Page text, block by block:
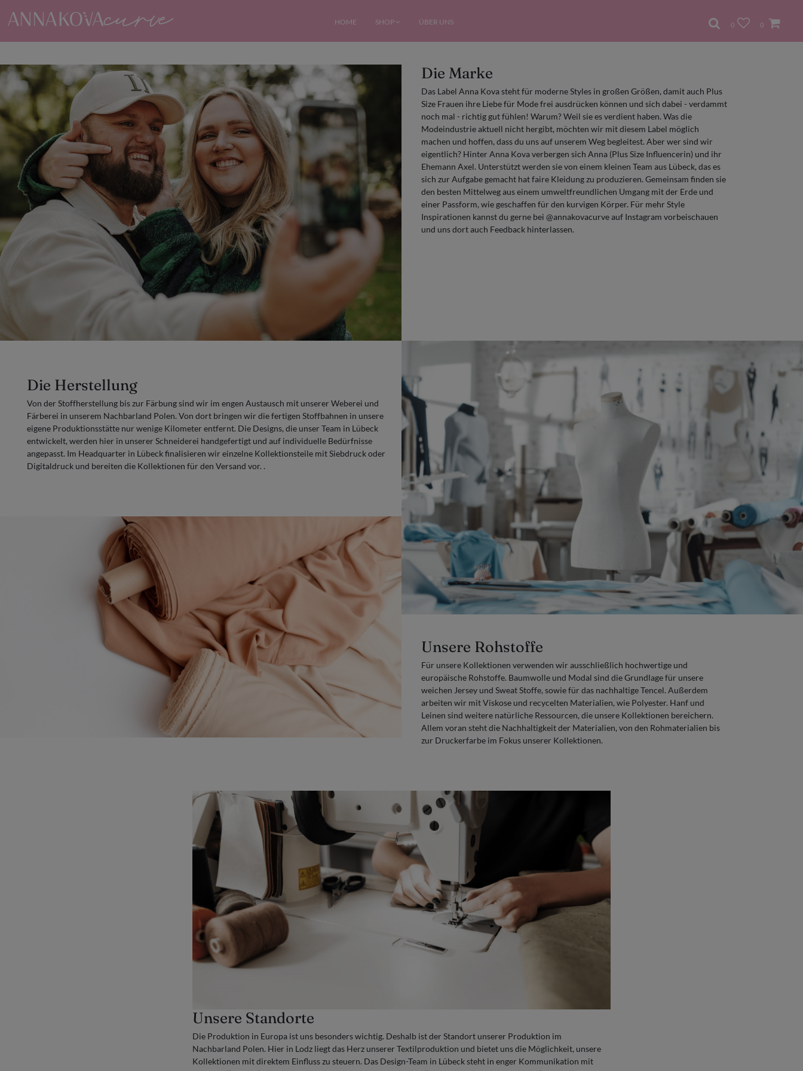
HOME SHOP ÜBER UNS 0 0
Die Marke
Das Label Anna Kova steht für moderne Styles in großen Größen, damit auch Plus
Size Frauen ihre Liebe für Mode frei ausdrücken können und sich dabei - verdammt
noch mal - richtig gut fühlen! Warum? Weil sie es verdient haben. Was die
Modeindustrie aktuell nicht hergibt, möchten wir mit diesem Label möglich
machen und hoffen, dass du uns auf unserem Weg begleitest. Aber wer sind wir
eigentlich? Hinter Anna Kova verbergen sich Anna (Plus Size Influencerin) und ihr
Ehemann Axel. Unterstützt werden sie von einem kleinen Team aus Lübeck, das es
sich zur Aufgabe gemacht hat faire Kleidung zu produzieren. Gemeinsam finden sie
den besten Mittelweg aus einem umweltfreundlichen Umgang mit der Erde und
einer Passform, wie geschaffen für den kurvigen Körper. Für mehr Style
Inspirationen kannst du gerne bei @annakovacurve auf Instagram vorbeischauen
und uns dort auch Feedback hinterlassen.
Die Herstellung
Von der Stoffherstellung bis zur Färbung sind wir im engen Austausch mit unserer Weberei und
Färberei in unserem Nachbarland Polen. Von dort bringen wir die fertigen Stoffbahnen in unsere
eigene Produktionsstätte nur wenige Kilometer entfernt. Die Designs, die unser Team in Lübeck
entwickelt, werden hier in unserer Schneiderei handgefertigt und auf individuelle Bedürfnisse
angepasst. Im Headquarter in Lübeck finalisieren wir einzelne Kollektionsteile mit Siebdruck oder
Digitaldruck und bereiten die Kollektionen für den Versand vor. .
Unsere Rohstoffe
Für unsere Kollektionen verwenden wir ausschließlich hochwertige und
europäische Rohstoffe. Baumwolle und Modal sind die Grundlage für unsere
weichen Jersey und Sweat Stoffe, sowie für das nachhaltige Tencel. Außerdem
arbeiten wir mit Viskose und recycelten Materialien, wie Polyester. Hanf und
Leinen sind weitere natürliche Ressourcen, die unsere Kollektionen bereichern.
Allem voran steht die Nachhaltigkeit der Materialien, von den Rohmaterialien bis
zur Druckerfarbe im Fokus unserer Kollektionen.
Unsere Standorte
Die Produktion in Europa ist uns besonders wichtig. Deshalb ist der Standort unserer Produktion im
Nachbarland Polen. Hier in Lodz liegt das Herz unserer Textilproduktion und bietet uns die Möglichkeit, unsere
Kollektionen mit direktem Einfluss zu steuern. Das Design-Team in Lübeck steht in enger Kommunikation mit